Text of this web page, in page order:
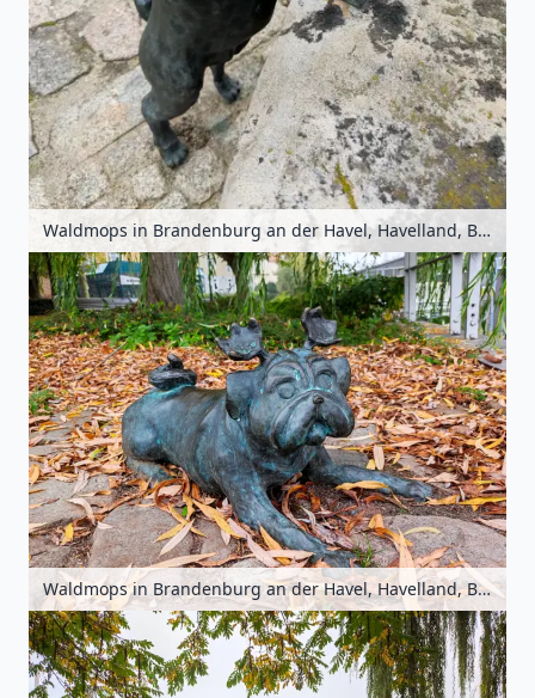
Waldmops in Brandenburg an der Havel, Havelland, Brandenburg, Deutschland
Waldmops in Brandenburg an der Havel, Havelland, Brandenburg, Deutschland